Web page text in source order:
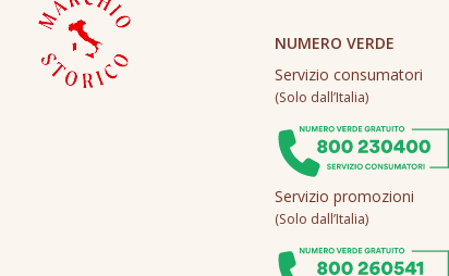
NUMERO VERDE
Servizio consumatori
(Solo dall’Italia)
Servizio promozioni
(Solo dall’Italia)